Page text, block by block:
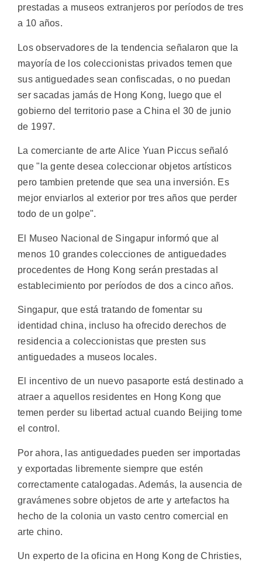
prestadas a museos extranjeros por períodos de tres
a 10 años.
Los observadores de la tendencia señalaron que la
mayoría de los coleccionistas privados temen que
sus antiguedades sean confiscadas, o no puedan
ser sacadas jamás de Hong Kong, luego que el
gobierno del territorio pase a China el 30 de junio
de 1997.
La comerciante de arte Alice Yuan Piccus señaló
que "la gente desea coleccionar objetos artísticos
pero tambien pretende que sea una inversión. Es
mejor enviarlos al exterior por tres años que perder
todo de un golpe".
El Museo Nacional de Singapur informó que al
menos 10 grandes colecciones de antiguedades
procedentes de Hong Kong serán prestadas al
establecimiento por períodos de dos a cinco años.
Singapur, que está tratando de fomentar su
identidad china, incluso ha ofrecido derechos de
residencia a coleccionistas que presten sus
antiguedades a museos locales.
El incentivo de un nuevo pasaporte está destinado a
atraer a aquellos residentes en Hong Kong que
temen perder su libertad actual cuando Beijing tome
el control.
Por ahora, las antiguedades pueden ser importadas
y exportadas libremente siempre que estén
correctamente catalogadas. Además, la ausencia de
gravámenes sobre objetos de arte y artefactos ha
hecho de la colonia un vasto centro comercial en
arte chino.
Un experto de la oficina en Hong Kong de Christies,